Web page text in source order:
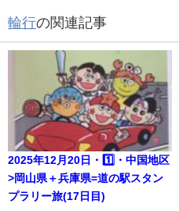
輪行の関連記事
2025年12月20日・1️⃣・中国地区
>岡山県＋兵庫県=道の駅スタン
プラリー旅(17日目)